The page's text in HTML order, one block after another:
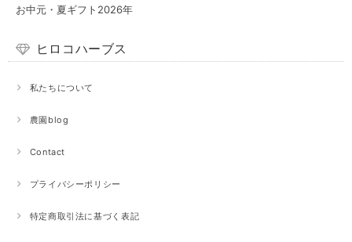
お中元・夏ギフト2026年
ヒロコハーブス
私たちについて
農園blog
Contact
プライバシーポリシー
特定商取引法に基づく表記